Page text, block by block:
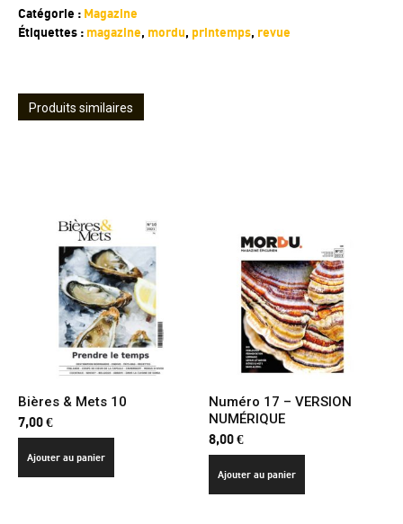
#15
-
Catégorie : Magazine
Étiquettes : magazine, mordu, printemps, revue
Produits similaires
Bières & Mets 10
7,00€
Ajouter au panier
Numéro 17 – VERSION
NUMÉRIQUE
8,00€
Ajouter au panier